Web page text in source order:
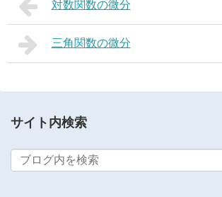
対数関数の微分
三角関数の微分
サイト内検索